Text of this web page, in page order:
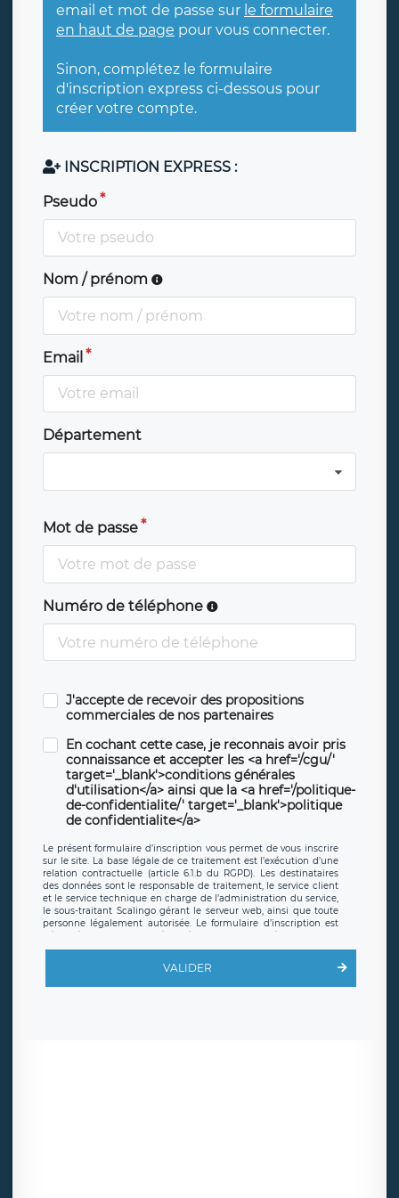
email et mot de passe sur le formulaire
en haut de page pour vous connecter.
Sinon, complétez le formulaire
d'inscription express ci-dessous pour
créer votre compte.
INSCRIPTION EXPRESS :
Pseudo
Nom / prénom
Email
Département
Mot de passe
Numéro de téléphone
J'accepte de recevoir des propositions
commerciales de nos partenaires
En cochant cette case, je reconnais avoir pris
connaissance et accepter les <a href='/cgu/'
target='_blank'>conditions générales
d'utilisation</a> ainsi que la <a href='/politique-
de-confidentialite/' target='_blank'>politique
de confidentialite</a>
Le présent formulaire d’inscription vous permet de vous inscrire
sur le site. La base légale de ce traitement est l’exécution d’une
relation contractuelle (article 6.1.b du RGPD). Les destinataires
des données sont le responsable de traitement, le service client
et le service technique en charge de l’administration du service,
le sous-traitant Scalingo gérant le serveur web, ainsi que toute
personne légalement autorisée. Le formulaire d’inscription est
offrant desclauses de protection conformes au RGPD. Les
en sollicite la suppression, étant entendu que vous pouvez
demander la suppression de vos données et retirer votre
VALIDER